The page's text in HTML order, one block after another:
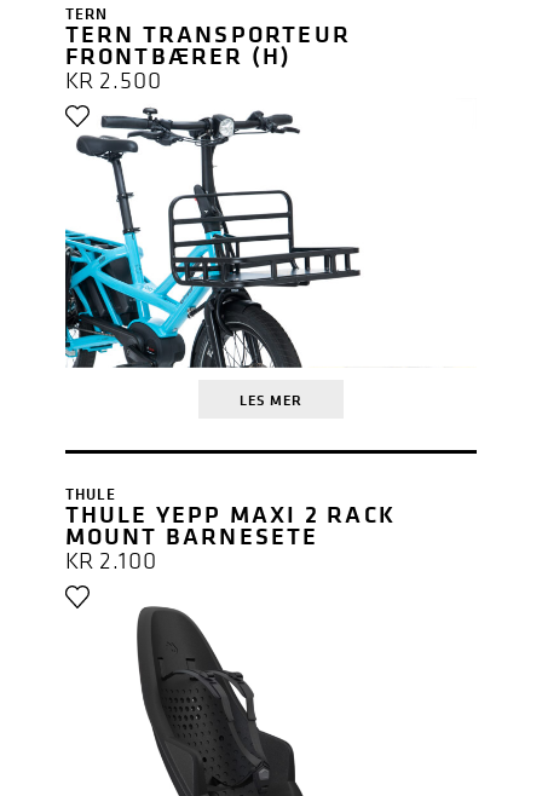
TERN
TERN TRANSPORTEUR
FRONTBÆRER (H)
KR 2.500
LES MER
THULE
THULE YEPP MAXI 2 RACK
MOUNT BARNESETE
KR2.100